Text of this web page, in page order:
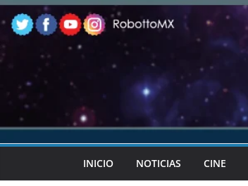
Skip
to
content
INICIO NOTICIAS CINE